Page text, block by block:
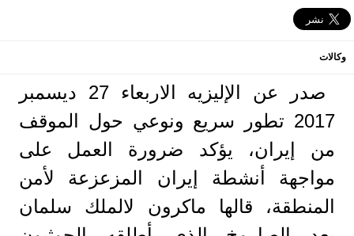
وكالات
صدر عن الإليزيه الاربعاء 27 ديسمبر
2017 تطور سريع ونوعي حول الموقف
من إيران، يؤكد ضرورة العمل على
مواجهة أنشطة إيران المزعزعة لأمن
المنطقة، قالها ماكرون لالملك سلمان